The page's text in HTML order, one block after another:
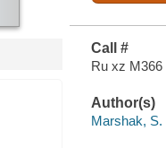
Call #
Ru xz M366
Author(s)
Marshak, S.